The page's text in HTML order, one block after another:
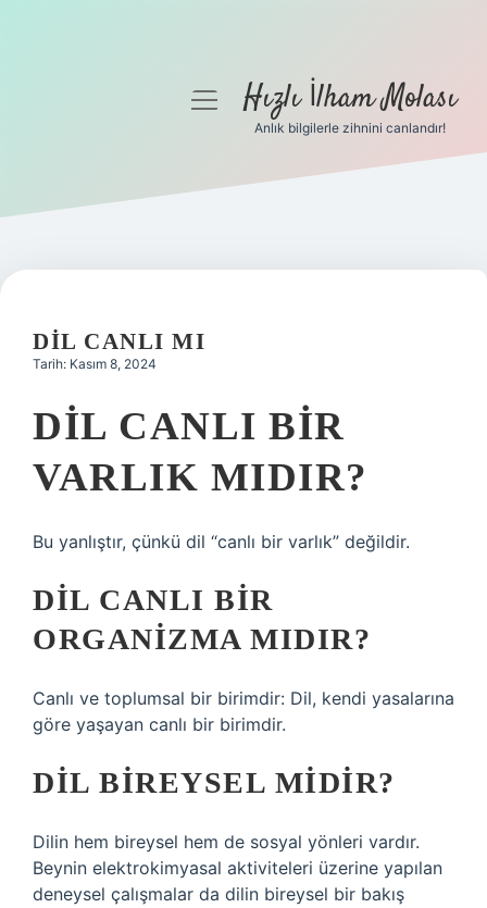
Gizlilik Politikası
Yasal Uyarı
menüyüHızlı İlham Molası
Anlık bilgilerle zihnini canlandır!
DIL CANLI MI
Tarih: Kasım 8, 2024
DIL CANLI BIR
VARLIK MIDIR?
Bu yanlıştır, çünkü dil “canlı bir varlık” değildir.
DIL CANLI BIR
ORGANIZMA MIDIR?
Canlı ve toplumsal bir birimdir: Dil, kendi yasalarına
göre yaşayan canlı bir birimdir.
DIL BIREYSEL MIDIR?
Dilin hem bireysel hem de sosyal yönleri vardır.
Beynin elektrokimyasal aktiviteleri üzerine yapılan
deneysel çalışmalar da dilin bireysel bir bakış